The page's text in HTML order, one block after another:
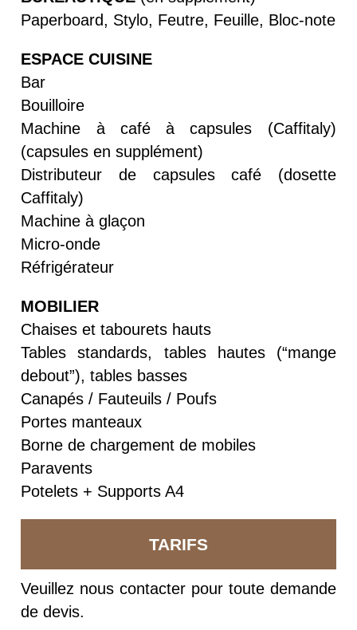
Paperboard, Stylo, Feutre, Feuille, Bloc-note
ESPACE CUISINE
Bar
Bouilloire
Machine à café à capsules (Caffitaly)
(capsules en supplément)
Distributeur de capsules café (dosette
Caffitaly)
Machine à glaçon
Micro-onde
Réfrigérateur
MOBILIER
Chaises et tabourets hauts
Tables standards, tables hautes (“mange
debout”), tables basses
Canapés / Fauteuils / Poufs
Portes manteaux
Borne de chargement de mobiles
Paravents
Potelets + Supports A4
TARIFS
Veuillez nous contacter pour toute demande
de devis.